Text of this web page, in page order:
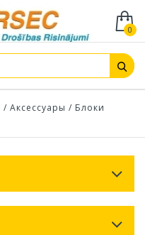
0
/ Аксессуары / Блоки